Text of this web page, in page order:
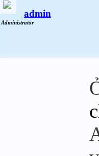
admin
Administrator